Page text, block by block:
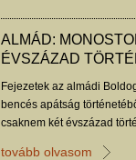
ALMÁD:
ÉVSZÁZAD
Fejezetek az almádi
bencés apátság
csaknem két évszázad
tovább olvasom